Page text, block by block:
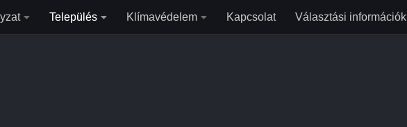
Település Klímavédelem Kapcsolat Választási információk